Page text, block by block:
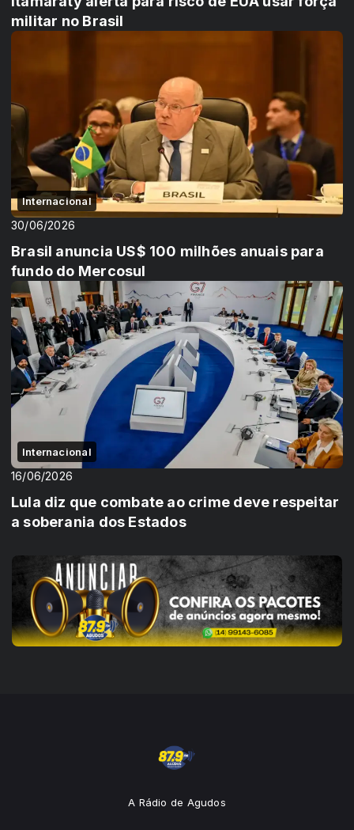
militar no Brasil
Internacional
30/06/2026
Brasil anuncia US$ 100 milhões anuais para
fundo do Mercosul
Internacional
16/06/2026
Lula diz que combate ao crime deve respeitar
a soberania dos Estados
A Rádio de Agudos